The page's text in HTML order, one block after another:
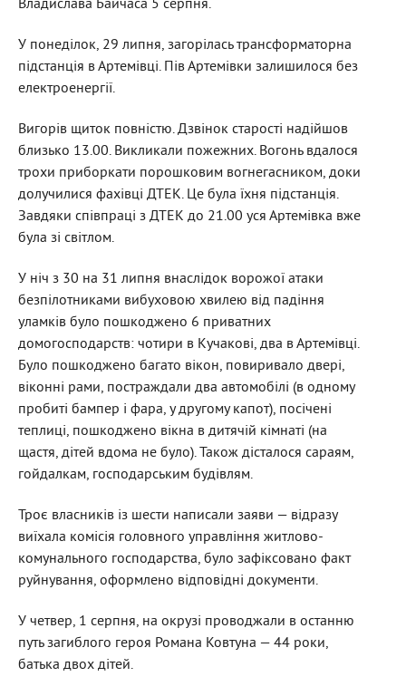
Владислава Байчаса 5 серпня.
У понеділок, 29 липня, загорілась трансформаторна
підстанція в Артемівці. Пів Артемівки залишилося без
електроенергії.
Вигорів щиток повністю. Дзвінок старості надійшов
близько 13.00. Викликали пожежних. Вогонь вдалося
трохи приборкати порошковим вогнегасником, доки
долучилися фахівці ДТЕК. Це була їхня підстанція.
Завдяки співпраці з ДТЕК до 21.00 уся Артемівка вже
була зі світлом.
У ніч з 30 на 31 липня внаслідок ворожої атаки
безпілотниками вибуховою хвилею від падіння
уламків було пошкоджено 6 приватних
домогосподарств: чотири в Кучакові, два в Артемівці.
Було пошкоджено багато вікон, повиривало двері,
віконні рами, постраждали два автомобілі (в одному
пробиті бампер і фара, у другому капот), посічені
теплиці, пошкоджено вікна в дитячій кімнаті (на
щастя, дітей вдома не було). Також дісталося сараям,
гойдалкам, господарським будівлям.
Троє власників із шести написали заяви — відразу
виїхала комісія головного управління житлово-
комунального господарства, було зафіксовано факт
руйнування, оформлено відповідні документи.
У четвер, 1 серпня, на окрузі проводжали в останню
путь загиблого героя Романа Ковтуна — 44 роки,
батька двох дітей.